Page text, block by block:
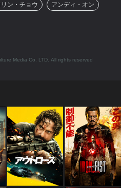
リン・チョウ アンディ・オン
Media Co. LTD. All rights reserved